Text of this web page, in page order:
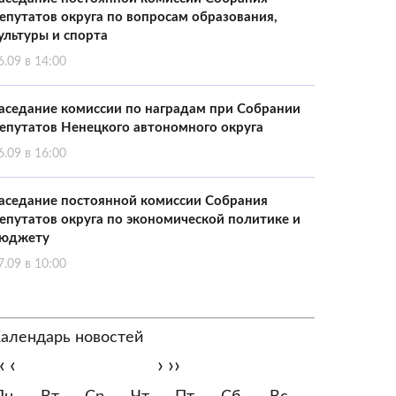
округа по вопросам образования,
и спорта
в 14:00
комиссии по наградам при Собрании
Ненецкого автономного округа
в 16:00
постоянной комиссии Собрания
округа по экономической политике и
в 10:00
новостей
‹ › ››